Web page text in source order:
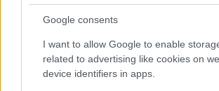
Google consents
I want to allow Google to enable
related to advertising like cookies on
device identifiers in apps.
Posible 11 titular